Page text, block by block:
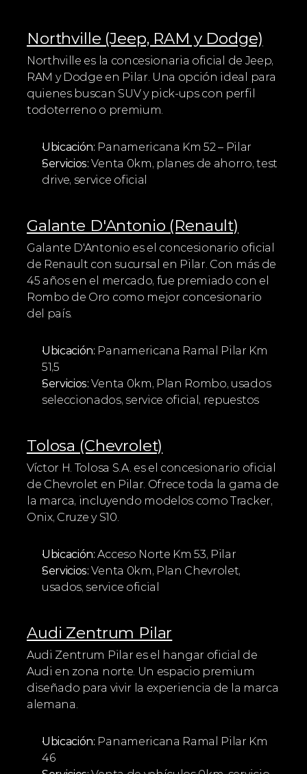
Northville (Jeep, RAM y Dodge)
Northville es la concesionaria oficial de Jeep,
RAM y Dodge en Pilar. Una opción ideal para
quienes buscan SUV y pick-ups con perfil
todoterreno o premium.
Ubicación: Panamericana Km 52 – Pilar
Servicios: Venta 0km, planes de ahorro, test
drive, service oficial
Galante D'Antonio (Renault)
Galante D'Antonio es el concesionario oficial
de Renault con sucursal en Pilar. Con más de
45 años en el mercado, fue premiado con el
Rombo de Oro como mejor concesionario
del país.
Ubicación: Panamericana Ramal Pilar Km
51,5
Servicios: Venta 0km, Plan Rombo, usados
seleccionados, service oficial, repuestos
Tolosa (Chevrolet)
Víctor H. Tolosa S.A. es el concesionario oficial
de Chevrolet en Pilar. Ofrece toda la gama de
la marca, incluyendo modelos como Tracker,
Onix, Cruze y S10.
Ubicación: Acceso Norte Km 53, Pilar
Servicios: Venta 0km, Plan Chevrolet,
usados, service oficial
Audi Zentrum Pilar
Audi Zentrum Pilar es el hangar oficial de
Audi en zona norte. Un espacio premium
diseñado para vivir la experiencia de la marca
alemana.
Ubicación: Panamericana Ramal Pilar Km
46